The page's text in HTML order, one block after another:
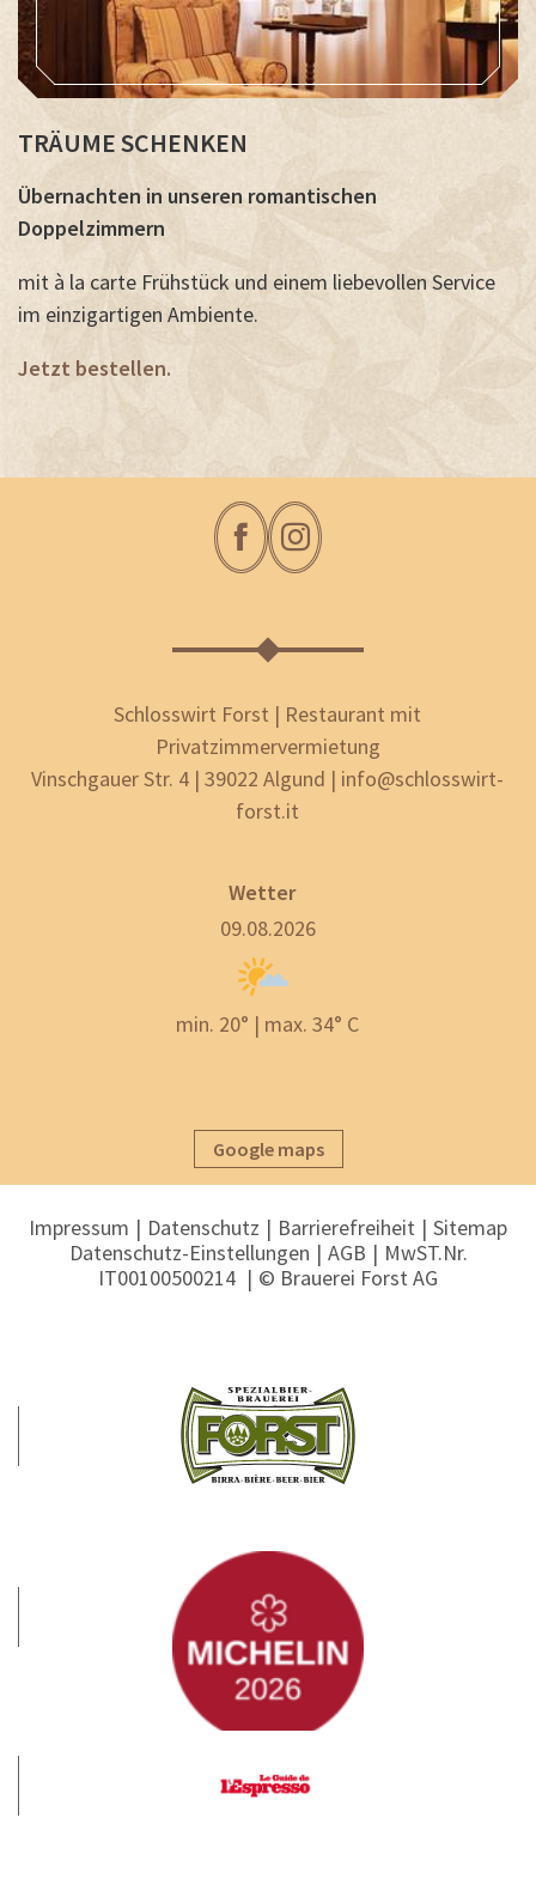
TRÄUME SCHENKEN
Übernachten in unseren romantischen
Doppelzimmern
mit à la carte Frühstück und einem liebevollen Service
im einzigartigen Ambiente.
Jetzt bestellen.
Schlosswirt Forst | Restaurant mit
Privatzimmervermietung
Vinschgauer Str. 4 | 39022 Algund | info@schlosswirt-
forst.it
Wetter
09.08.2026
min. 20° | max. 34° C
Google maps
Impressum Datenschutz Barrierefreiheit
Sitemap
Datenschutz-Einstellungen
AGB
MwST.Nr.
IT00100500214
© Brauerei Forst AG